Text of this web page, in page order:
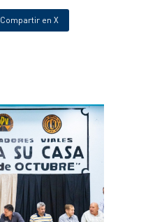
Compartir en X